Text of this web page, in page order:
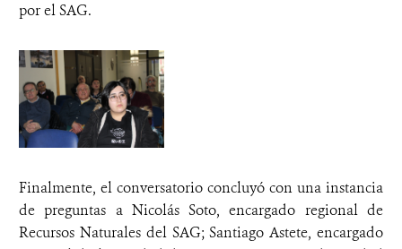
por el SAG.
Finalmente, el conversatorio concluyó con una instancia
de preguntas a Nicolás Soto, encargado regional de
Recursos Naturales del SAG; Santiago Astete, encargado